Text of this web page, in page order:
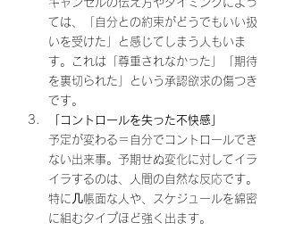
ては、「自分との約束がどうでもいい扱
いを受けた」と感じてしまう人もいま
す。これは「尊重されなかった」「期待
を裏切られた」という承認欲求の傷つき
です。
「コントロールを失った不快感」
予定が変わる＝自分でコントロールでき
ない出来事。予期せぬ変化に対してイラ
イラするのは、人間の自然な反応です。
特に几帳面な人や、スケジュールを綿密
に組むタイプほど強く出ます。